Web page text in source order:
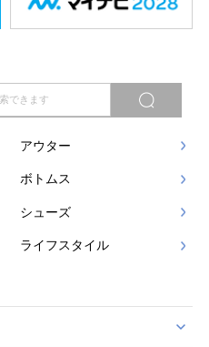
アウター
ボトムス
シューズ
ライフスタイル